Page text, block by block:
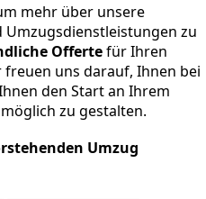
mehr über unsere
zu
Offertefür Ihren
uns darauf, Ihnen bei
den Start an Ihrem
zu gestalten.
Umzug